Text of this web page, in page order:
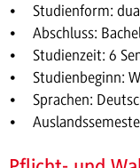
Studienform:
Abschluss:
Studienzeit: 6
Studienbeginn:
Sprachen: